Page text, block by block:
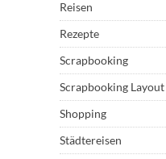
Reisen
Rezepte
Scrapbooking
Scrapbooking Layout
Shopping
Städtereisen